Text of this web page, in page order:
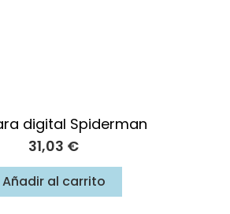
digital Spiderman
31,03 €
Añadir al carrito